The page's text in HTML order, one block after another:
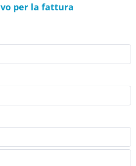
per la fattura